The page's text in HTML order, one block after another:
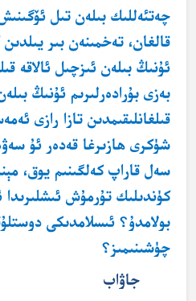
چەتئەللىك بىلەن تىل
قالغان، تەخمىنەن بىر
ئۇنىڭ بىلەن ئىزچىل ئالاقە
بەزى بۇرادەرلىرىم ئۇنىڭ
قىلغانلىقىمدىن تازا رازى
شۈكرى ھازىرغا قەدەر ئۇ
سەل قاراپ كەلگىنىم يوق،
كۈندىلىك تۇرمۇش ئىشلىرىدا
بولامدۇ؟ ئىسلامدىكى
چۈشىنىمىز؟
جاۋاب